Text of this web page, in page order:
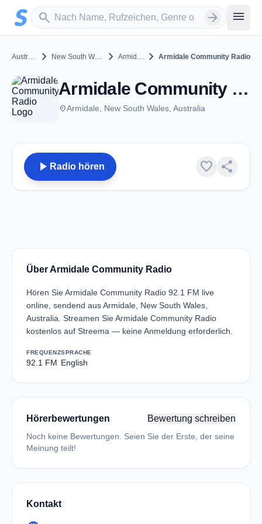
Zum Hauptinhalt springen
search
Sender suchen arrow_forward menu
Australia chevron_right New South Wales chevron_right Armidale chevron_right Armidale Community Radio
Armidale Community Radio - FM 92.1 - Armidale, NSW
placeArmidale, New South Wales, Australia
play_arrow Radio hören favorite share
Über Armidale Community Radio
Hören Sie Armidale Community Radio 92.1 FM live
online, sendend aus Armidale, New South Wales,
Australia. Streamen Sie Armidale Community Radio
kostenlos auf Streema — keine Anmeldung erforderlich.
FREQUENZ
92.1 FM
SPRACHE
English
Hörerbewertungen Bewertung schreiben
Noch keine Bewertungen. Seien Sie der Erste, der seine
Meinung teilt!
Kontakt